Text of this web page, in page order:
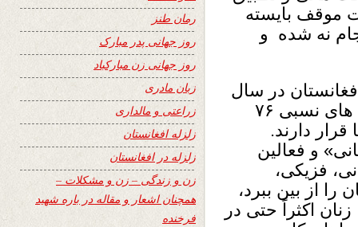
موقف بایسته
نه شده و
در سال
۲۰۱۹ انجام داده است، با وجود دست آورد های نسبی ۷۶
دارند.
و فعالین
فزیکی،
از بین ببرد،
اکثراً حتی در
رمان طنز
روز جهانی پدر مبارک
روز جهانی زن مبارکباد
زبان مادری
زراعتی و مالداری
زلزله افغانستان
زلزله در افغانستان
زن و زندگی – زن و مشکلات –
همچنان اشعار و مقاله در باره شهید
فرخنده